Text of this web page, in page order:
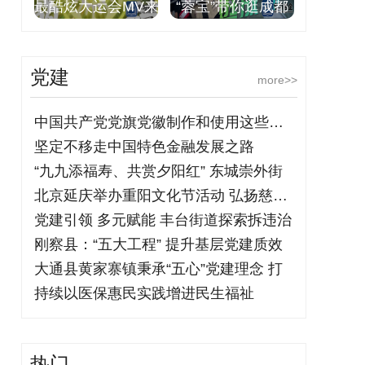
最酷炫大运会MV来 “蓉宝”带你逛成都
more>>
党建
中国共产党党旗党徽制作和使用这些规定要
坚定不移走中国特色金融发展之路
“九九添福寿、共赏夕阳红” 东城崇外街
北京延庆举办重阳文化节活动 弘扬慈孝文
党建引领 多元赋能 丰台街道探索拆违治
刚察县：“五大工程” 提升基层党建质效
大通县黄家寨镇秉承“五心”党建理念 打
持续以医保惠民实践增进民生福祉